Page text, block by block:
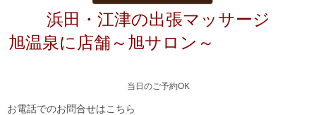
浜田・江津の出張マッサージ
旭温泉に店舗～旭サロン～
当日のご予約OK
お電話でのお問合せはこちら
店舗メニュー～旭サロン～
お客様の声